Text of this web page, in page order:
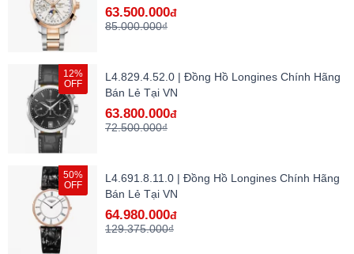
hàng lướt
63.500.000đ
85.000.000₫
12%
OFF
L4.829.4.52.0 | Đồng Hồ Longines Chính Hãng
Bán Lẻ Tại VN
63.800.000đ
72.500.000₫
50%
OFF
L4.691.8.11.0 | Đồng Hồ Longines Chính Hãng
Bán Lẻ Tại VN
64.980.000đ
129.375.000₫